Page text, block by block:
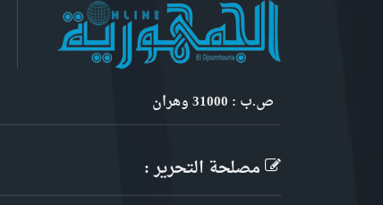
ص.ب : 31000 وهران
مصلحة التحرير :